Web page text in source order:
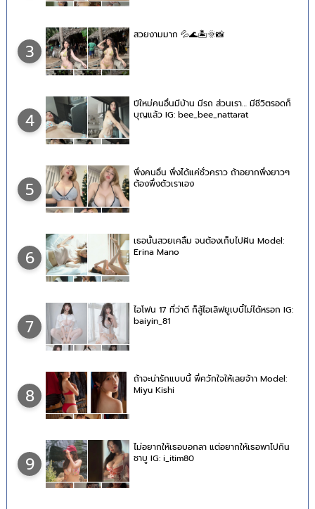
3
สวยงามมาก 💦🌊🏝🌞📸
4
ปีใหม่คนอื่นมีบ้าน มีรถ ส่วนเรา… มีชีวิตรอดก็
บุญแล้ว IG: bee_bee_nattarat
5
พึ่งคนอื่น พึ่งได้แค่ชั่วคราว ถ้าอยากพึ่งยาวๆ
ต้องพึ่งตัวเราเอง
6
เธอนั้นสวยเคลิ้ม จนต้องเก็บไปฝัน Model:
Erina Mano
7
ไอโฟน 17 ที่ว่าดี ก็สู้ไอเลิฟยูเบบี๋ไม่ได้หรอก IG:
baiyin_81
8
ถ้าจะน่ารักแบบนี้ พี่ควักใจให้เลยจ้าา Model:
Miyu Kishi
9
ไม่อยากให้เธอบอกลา แต่อยากให้เธอพาไปกิน
ชาบู IG: i_itim80